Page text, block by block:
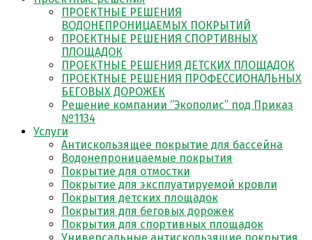
ПРОЕКТНЫЕ РЕШЕНИЯ
ВОДОНЕПРОНИЦАЕМЫХ ПОКРЫТИЙ
ПРОЕКТНЫЕ РЕШЕНИЯ СПОРТИВНЫХ
ПЛОЩАДОК
ПРОЕКТНЫЕ РЕШЕНИЯ ДЕТСКИХ ПЛОЩАДОК
ПРОЕКТНЫЕ РЕШЕНИЯ ПРОФЕССИОНАЛЬНЫХ
БЕГОВЫХ ДОРОЖЕК
Решение компании “Экополис” под Приказ
№1134
Услуги
Антискользящее покрытие для бассейна
Водонепроницаемые покрытия
Покрытие для отмостки
Покрытие для эксплуатируемой кровли
Покрытия детских площадок
Покрытия для беговых дорожек
Покрытия для спортивных площадок